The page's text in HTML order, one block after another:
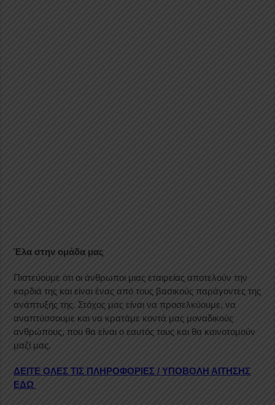
Έλα στην ομάδα μας
Πιστεύουμε ότι οι άνθρωποι μιας εταιρείας αποτελούν την
καρδιά της και είναι ένας από τους βασικούς παράγοντες της
ανάπτυξής της. Στόχος μας είναι να προσελκύουμε, να
αναπτύσσουμε και να κρατάμε κοντά μας μοναδικούς
ανθρώπους, που θα είναι ο εαυτός τους και θα καινοτομούν
μαζί μας.
ΔΕΙΤΕ ΟΛΕΣ ΤΙΣ ΠΛΗΡΟΦΟΡΙΕΣ / ΥΠΟΒΟΛΗ ΑΙΤΗΣΗΣ
ΕΔΩ